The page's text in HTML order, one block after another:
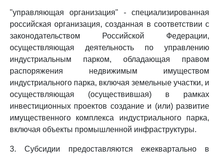
"управляющая организация" - специализированная
российская организация, созданная в соответствии с
законодательством Российской Федерации,
осуществляющая деятельность по управлению
индустриальным парком, обладающая правом
распоряжения недвижимым имуществом
индустриального парка, включая земельные участки, и
осуществляющая (осуществившая) в рамках
инвестиционных проектов создание и (или) развитие
имущественного комплекса индустриального парка,
включая объекты промышленной инфраструктуры.
3. Субсидии предоставляются ежеквартально в